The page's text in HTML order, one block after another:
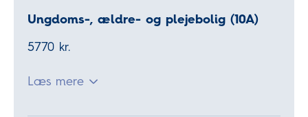
Ungdoms-, ældre- og plejebolig (10A)
5770 kr.
Læs mere